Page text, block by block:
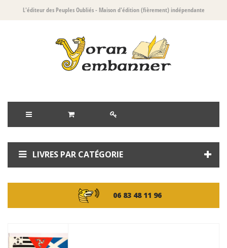
L'éditeur des Peuples Oubliés- Maison d'édition (fièrement) indépendante
LIVRES PAR CATÉGORIE
06 83 48 11 96